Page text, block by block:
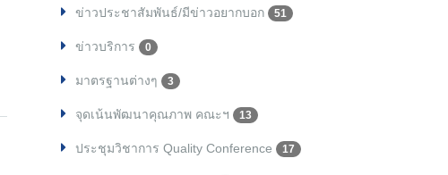
ข่าวประชาสัมพันธ์/มีข่าวอยากบอก 51
ข่าวบริการ 0
มาตรฐานต่างๆ 3
จุดเน้นพัฒนาคุณภาพ คณะฯ 13
ประชุมวิชาการ Quality Conference 17